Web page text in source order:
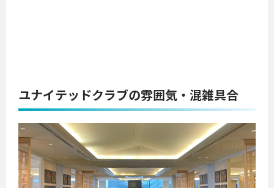
ユナイテッドクラブの雰囲気・混雑具合